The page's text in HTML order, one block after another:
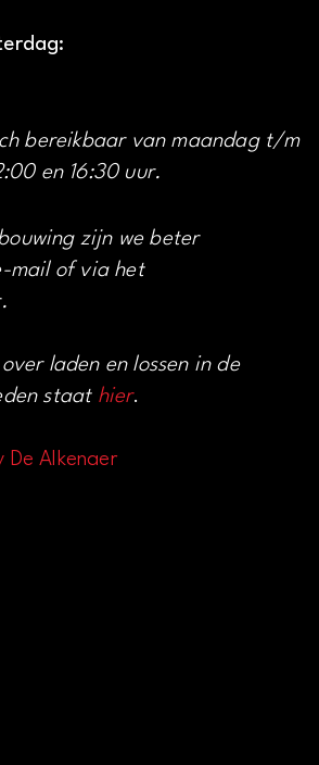
bereikbaar van maandag t/m
en 16:30 uur.
zijn we beter
mail of via het
laden en lossen in de
staat hier.
De Alkenaer